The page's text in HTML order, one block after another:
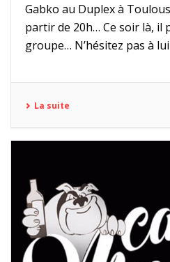
Gabko au Duplex à
partir de 20h… Ce soir là, il
groupe… N’hésitez pas à
La suite